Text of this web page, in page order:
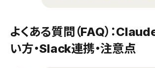
よくある質問（FAQ）：
い方・Slack連携・注意点